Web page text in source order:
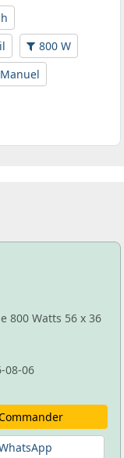
800 W
800 Watts 56 x 36
08-06